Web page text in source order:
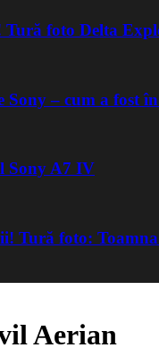
foto Delta
Sony – cum a fost
Sony A7 IV
Tură foto:
Aerian